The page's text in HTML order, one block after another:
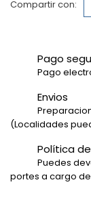
Compartir con:
Pago
Pago
Envios
(Localidades
Política
Puedes
portes a cargo